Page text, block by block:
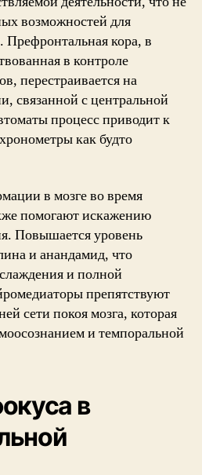
возможностей для
кора, в
в контроле
перестраивается на
связанной с центральной
процесс приводит к
как будто
в мозге во время
помогают искажению
Повышается уровень
и анандамид, что
и полной
препятствуют
сети покоя мозга, которая
и темпоральной
в